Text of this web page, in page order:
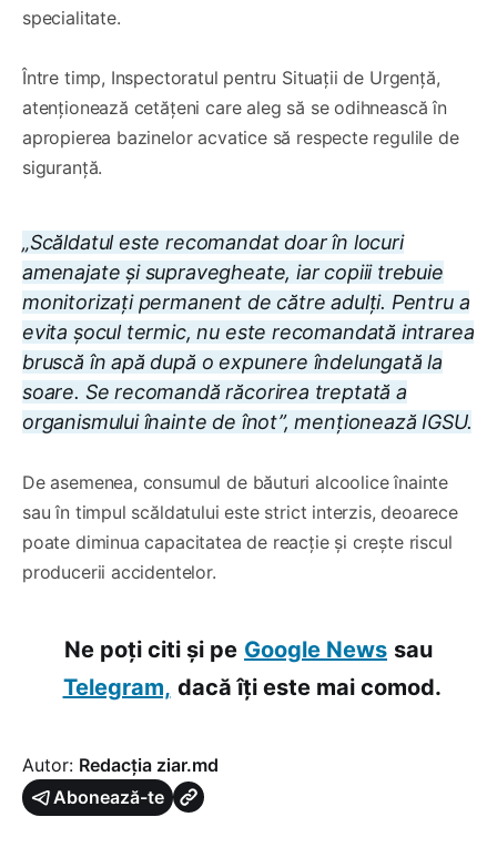
specialitate.
Între timp, Inspectoratul pentru Situații de Urgență,
atenționează cetățeni care aleg să se odihnească în
apropierea bazinelor acvatice să respecte regulile de
siguranță.
„Scăldatul este recomandat doar în locuri
amenajate și supravegheate, iar copiii trebuie
monitorizați permanent de către adulți. Pentru a
evita șocul termic, nu este recomandată intrarea
bruscă în apă după o expunere îndelungată la
soare. Se recomandă răcorirea treptată a
organismului înainte de înot”, menționează IGSU.
De asemenea, consumul de băuturi alcoolice înainte
sau în timpul scăldatului este strict interzis, deoarece
poate diminua capacitatea de reacție și crește riscul
producerii accidentelor.
Ne poți citi și pe Google News sau
Telegram, dacă îți este mai comod.
Autor: Redacția ziar.md
Abonează-te